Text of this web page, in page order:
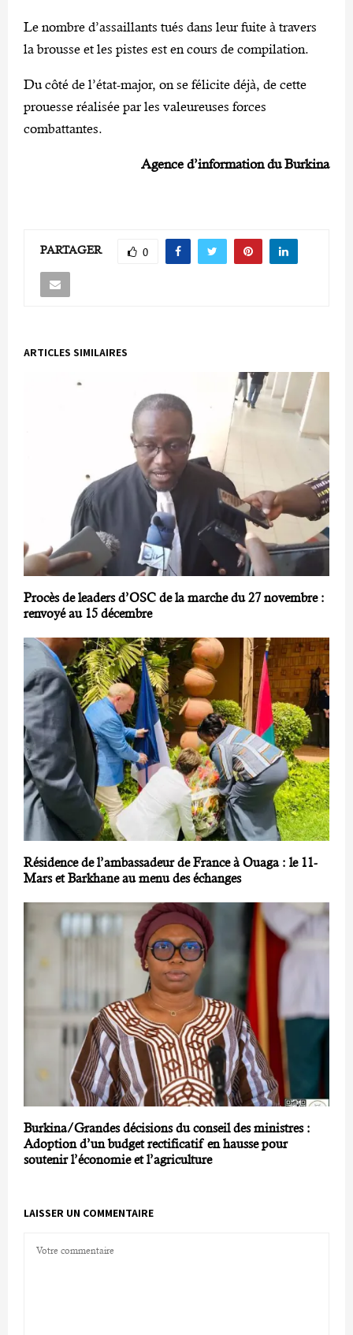
Le nombre d’assaillants tués dans leur fuite à travers
la brousse et les pistes est en cours de compilation.
Du côté de l’état-major, on se félicite déjà, de cette
prouesse réalisée par les valeureuses forces
combattantes.
Agence d’information du Burkina
PARTAGER 0
ARTICLES SIMILAIRES
Procès de leaders d’OSC de la marche du 27 novembre :
renvoyé au 15 décembre
Résidence de l’ambassadeur de France à Ouaga : le 11-
Mars et Barkhane au menu des échanges
Burkina/Grandes décisions du conseil des ministres :
Adoption d’un budget rectificatif en hausse pour
soutenir l’économie et l’agriculture
LAISSER UN COMMENTAIRE